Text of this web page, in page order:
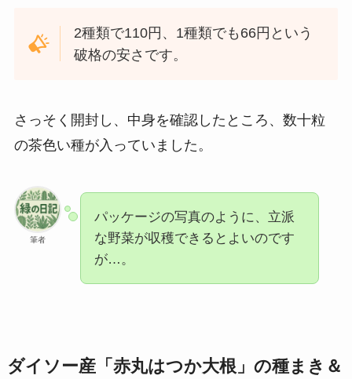
2種類で110円、1種類でも66円という
破格の安さです。
さっそく開封し、中身を確認したところ、数十粒
の茶色い種が入っていました。
筆者
パッケージの写真のように、立派
な野菜が収穫できるとよいのです
が…。
ダイソー産「赤丸はつか大根」の種まき＆